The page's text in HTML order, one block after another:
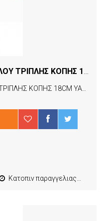
Κατοπιν παραγγελιας από 4 έως 10 εργασιμες